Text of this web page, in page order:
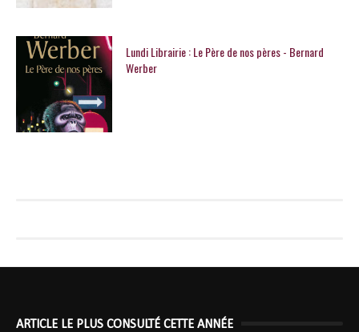
Lundi Librairie : Le Père de nos pères - Bernard
Werber
ARTICLE LE PLUS CONSULTÉ CETTE ANNÉE